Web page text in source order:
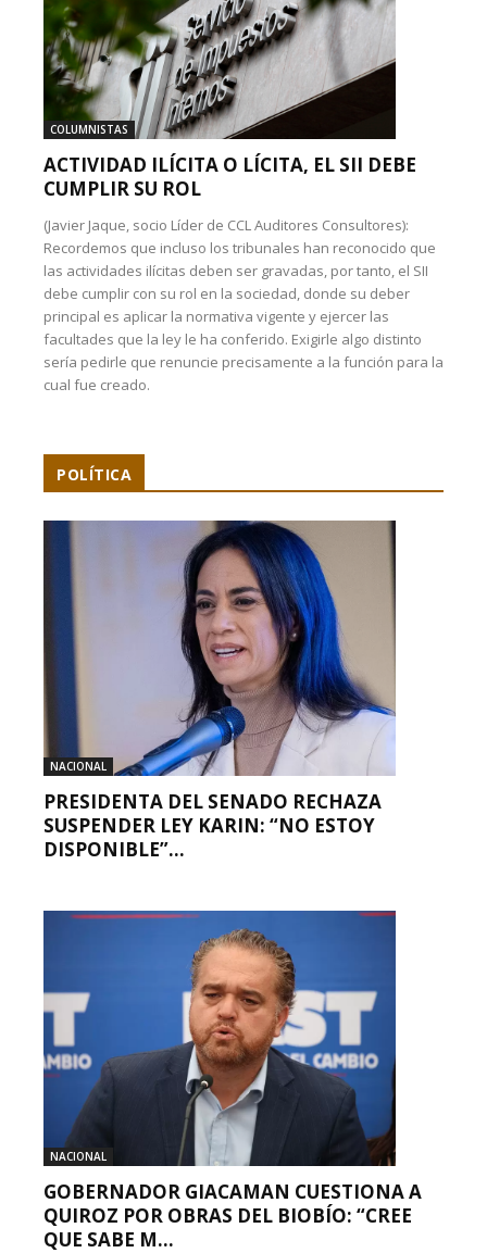
COLUMNISTAS
ACTIVIDAD ILÍCITA O LÍCITA, EL SII DEBE
CUMPLIR SU ROL
(Javier Jaque, socio Líder de CCL Auditores Consultores):
Recordemos que incluso los tribunales han reconocido que
las actividades ilícitas deben ser gravadas, por tanto, el SII
debe cumplir con su rol en la sociedad, donde su deber
principal es aplicar la normativa vigente y ejercer las
facultades que la ley le ha conferido. Exigirle algo distinto
sería pedirle que renuncie precisamente a la función para la
cual fue creado.
POLÍTICA
NACIONAL
PRESIDENTA DEL SENADO RECHAZA
SUSPENDER LEY KARIN: “NO ESTOY
DISPONIBLE”...
NACIONAL
GOBERNADOR GIACAMAN CUESTIONA A
QUIROZ POR OBRAS DEL BIOBÍO: “CREE
QUE SABE M...